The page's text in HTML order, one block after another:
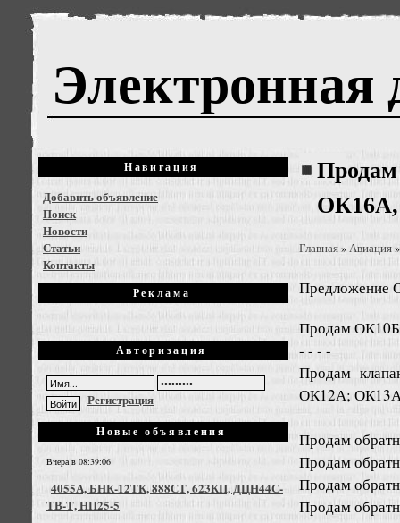
Электронная
Навигация
Добавить объявление
Поиск
Новости
Статьи
Контакты
Реклама
Авторизация
Регистрация
Новые объявления
Вчера в 08:39:06
4055А, БНК-12ТК, 888СТ, 623КП, ДЦН44С-
ТВ-Т, НП25-5
Главная»Авиация
Предложение
Продам
- - - -
Продам
ОК12А;
Продам
Продам
Продам
Продам